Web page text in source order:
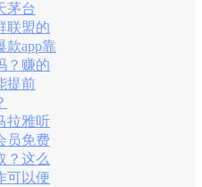
茅台
联盟的
款app靠
？赚的
提前
拉雅听
员免费
？这么
可以便